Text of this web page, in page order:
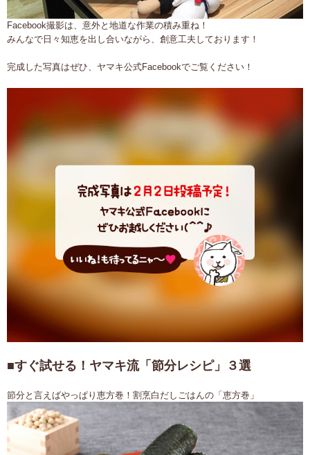
Facebook撮影は、意外と地道な作業の積み重ね！
みんなで日々知恵を出し合いながら、創意工夫しております！
完成した写真はぜひ、ヤマキ公式Facebookでご覧ください！
■すぐ試せる！ヤマキ流「節分レシピ」３選
節分と言えばやっぱり恵方巻！割烹白だしごはんの「恵方巻」